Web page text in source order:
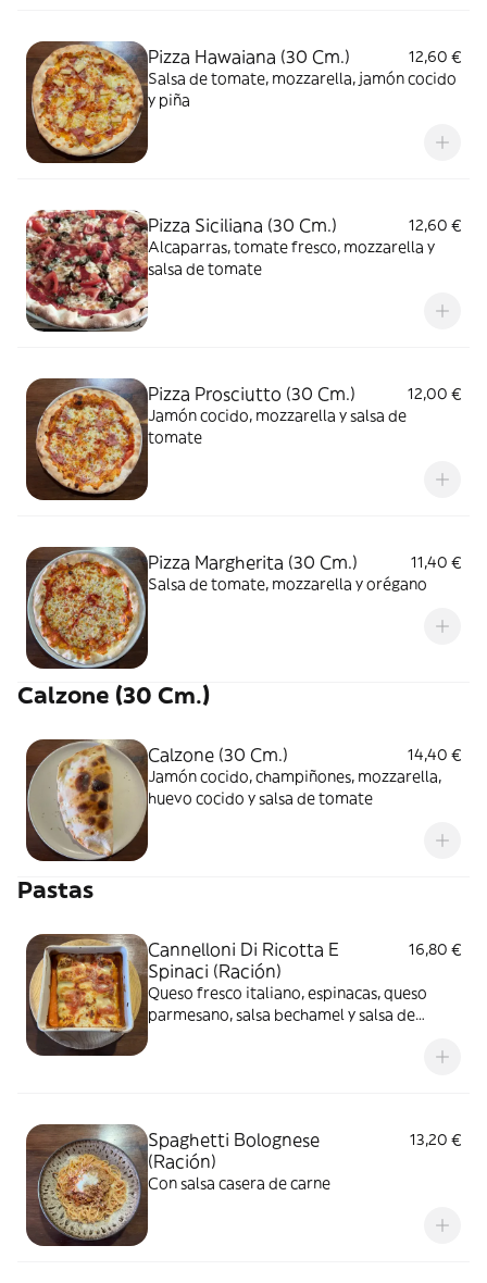
Pizza Hawaiana (30 Cm.)
12,60 €
Salsa de tomate, mozzarella, jamón cocido
y piña
Pizza Siciliana (30 Cm.)
12,60 €
Alcaparras, tomate fresco, mozzarella y
salsa de tomate
Pizza Prosciutto (30 Cm.)
12,00 €
Jamón cocido, mozzarella y salsa de
tomate
Pizza Margherita (30 Cm.)
11,40 €
Salsa de tomate, mozzarella y orégano
Calzone (30 Cm.)
Calzone (30 Cm.)
14,40 €
Jamón cocido, champiñones, mozzarella,
huevo cocido y salsa de tomate
Pastas
Cannelloni Di Ricotta E
Spinaci (Ración)
16,80 €
Queso fresco italiano, espinacas, queso
parmesano, salsa bechamel y salsa de
Spaghetti Bolognese
(Ración)
13,20 €
Con salsa casera de carne